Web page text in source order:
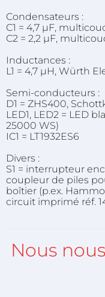
Condensateurs :
C1 = 4,7 µF,
C2 = 2,2 µF,
Inductances :
L1 = 4,7 µH, Würth
Semi-conducteurs :
D1 = ZHS400,
LED1, LED2 = LED
25000 WS)
IC1 = LT1932ES6
Divers :
S1 = interrupteur
coupleur de piles
boîtier (p.ex.
circuit imprimé réf.
Nous